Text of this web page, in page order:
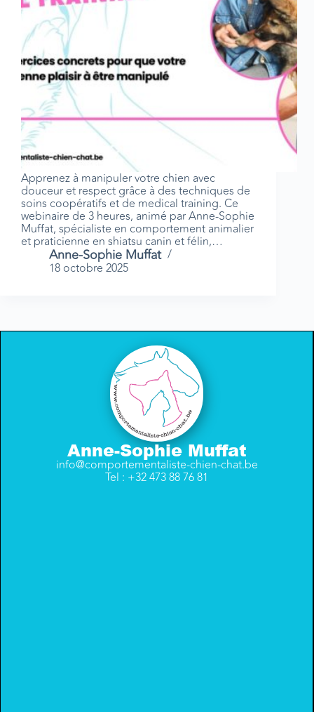
Apprenez à manipuler votre chien avec
douceur et respect grâce à des techniques de
soins coopératifs et de medical training. Ce
webinaire de 3 heures, animé par Anne-Sophie
Muffat, spécialiste en comportement animalier
et praticienne en shiatsu canin et félin,…
Anne-Sophie Muffat
18 octobre 2025
Anne-Sophie Muffat
info@comportementaliste-chien-chat.be
Tel : +32 473 88 76 81